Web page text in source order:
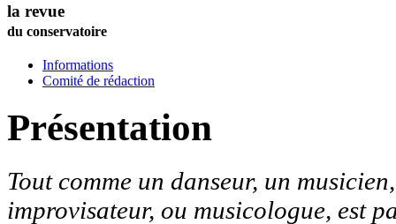
la revue
du conservatoire
Informations
Comité de rédaction
Présentation
Tout comme un danseur, un
improvisateur, ou musicologue, est